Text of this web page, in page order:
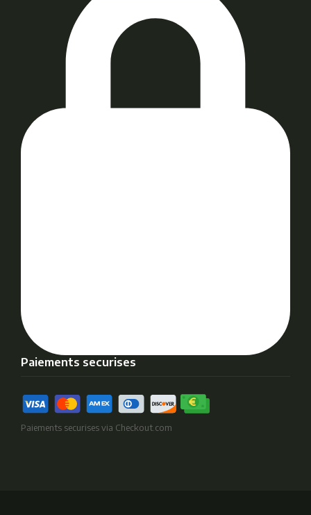
Paiements securises
Paiements securises via Checkout.com